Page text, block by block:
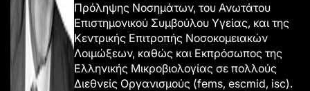
Πρόληψης Νοσημάτων, του Ανωτάτου
Επιστημονικού Συμβούλου Υγείας, και της
Κεντρικής Επιτροπής Νοσοκομειακών
Λοιμώξεων, καθώς και Εκπρόσωπος της
Ελληνικής Μικροβιολογίας σε πολλούς
Διεθνείς Οργανισμούς (fems, escmid, isc).